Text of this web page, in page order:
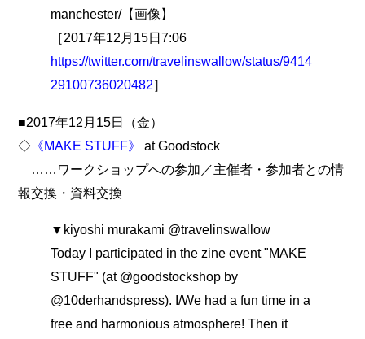
manchester/【画像】
［2017年12月15日7:06
https://twitter.com/travelinswallow/status/9414
29100736020482］
■2017年12月15日（金）
◇ 《MAKE STUFF》
at Goodstock
……ワークショップへの参加／主催者・参加者との情
報交換・資料交換
▼kiyoshi murakami @travelinswallow
Today I participated in the zine event "MAKE
STUFF" (at @goodstockshop by
@10derhandspress). I/We had a fun time in a
free and harmonious atmosphere! Then it